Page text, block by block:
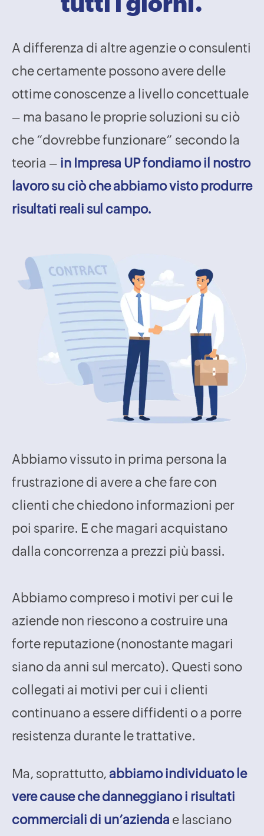
A differenza di altre agenzie o consulenti
che certamente possono avere delle
ottime conoscenze a livello concettuale
– ma basano le proprie soluzioni su ciò
che “dovrebbe funzionare” secondo la
teoria – in Impresa UP fondiamo il nostro
lavoro su ciò che abbiamo visto produrre
risultati reali sul campo.
Abbiamo vissuto in prima persona la
frustrazione di avere a che fare con
clienti che chiedono informazioni per
poi sparire. E che magari acquistano
dalla concorrenza a prezzi più bassi.
Abbiamo compreso i motivi per cui le
aziende non riescono a costruire una
forte reputazione (nonostante magari
siano da anni sul mercato). Questi sono
collegati ai motivi per cui i clienti
continuano a essere diffidenti o a porre
resistenza durante le trattative.
Ma, soprattutto, abbiamo individuato le
vere cause che danneggiano i risultati
commerciali di un’azienda e lasciano